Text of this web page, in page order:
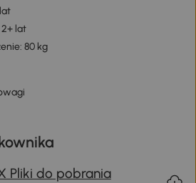
lat
80 kg
Pliki do pobrania